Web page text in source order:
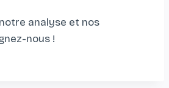
analyse et nos
nous !